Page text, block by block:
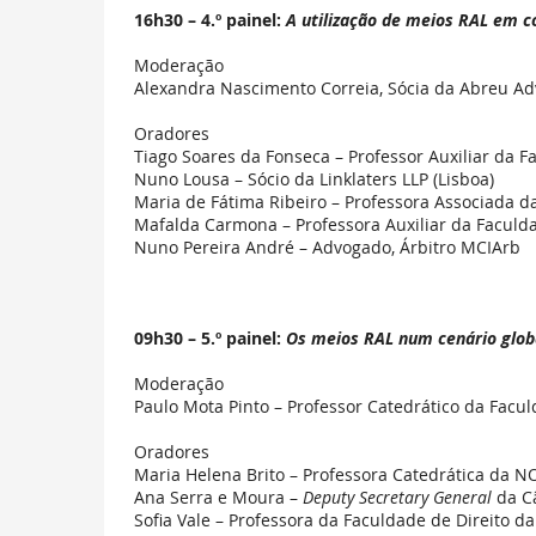
16h30 – 4.º painel:A utilização de meios RAL em
Moderação
Alexandra Nascimento Correia, Sócia da Abreu
Oradores
Tiago Soares da Fonseca – Professor Auxiliar da
Nuno Lousa – Sócio da Linklaters LLP (Lisboa)
Maria de Fátima Ribeiro – Professora Associada
Mafalda Carmona – Professora Auxiliar da
Nuno Pereira André – Advogado, Árbitro MCIArb
09h30 – 5.º painel: Os meios RAL num cenário
Moderação
Paulo Mota Pinto – Professor Catedrático da
Oradores
Maria Helena Brito – Professora Catedrática da
Ana Serra e Moura – Deputy Secretary General da
Sofia Vale – Professora da Faculdade de Direito